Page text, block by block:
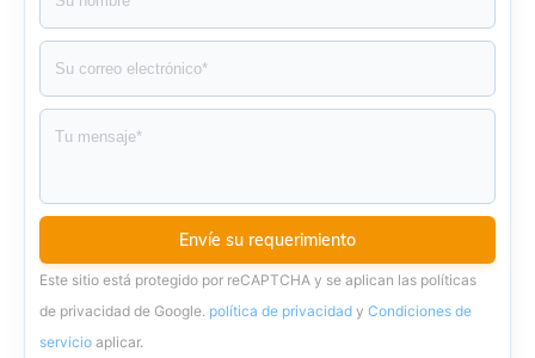
Este sitio está protegido por reCAPTCHA y se aplican las políticas
de privacidad de Google. política de privacidad y Condiciones de
servicio aplicar.